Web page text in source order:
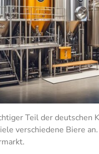
Teil der
verschiedene Biere